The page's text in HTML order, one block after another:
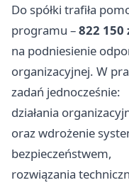
Do spółki trafiła
programu –822 150
na podniesienie
organizacyjnej. W
zadań jednocześnie:
działania
oraz wdrożenie
bezpieczeństwem,
rozwiązania